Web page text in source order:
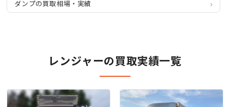
ダンプの買取相場・実績
レンジャーの買取実績一覧